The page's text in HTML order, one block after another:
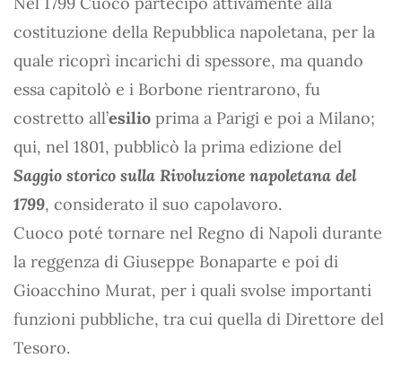
costituzione della Repubblica napoletana, per la
quale ricoprì incarichi di spessore, ma quando
essa capitolò e i Borbone rientrarono, fu
costretto all’esilio prima a Parigi e poi a Milano;
qui, nel 1801, pubblicò la prima edizione del
Saggio storico sulla Rivoluzione napoletana del
1799, considerato il suo capolavoro.
Cuoco poté tornare nel Regno di Napoli durante
la reggenza di Giuseppe Bonaparte e poi di
Gioacchino Murat, per i quali svolse importanti
funzioni pubbliche, tra cui quella di Direttore del
Tesoro.